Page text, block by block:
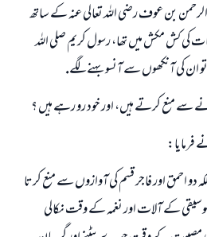
الرحمن بن عوف رضى اللہ تعالى عنہ كے ساتھ
كى كش مكش ميں تھا، رسول كريم صلى اللہ
ان كى آنكھوں سے آنسو بہنے لگے.
سے منع كرتے ہيں، اور خود رو رہے ہيں ؟
فرمايا:
احمق اور فاجر قسم كى آوازوں سے منع كرتا
كے آلات اور نغمہ كے وقت نكالى